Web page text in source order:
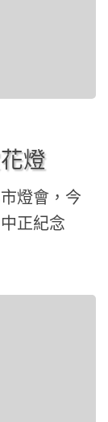
燈
燈會，今
正紀念